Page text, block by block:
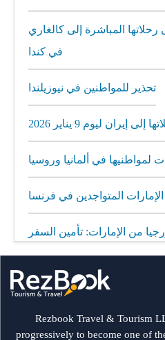
رحلاتها المباشرة إلى كالغاري
في كندا
تحذير للمواطنين في نيوزيلندا
إيران ليوم 9 يناير 2026
لمواطنيها في ألمانيا وروسيا
المتواجدين في فرنسا
من الإمارات: تأمين السفر
إلزامي
مباشرة إلى ميونيخ عبر
Rezbook Travel & Tourism
progressively to become one of